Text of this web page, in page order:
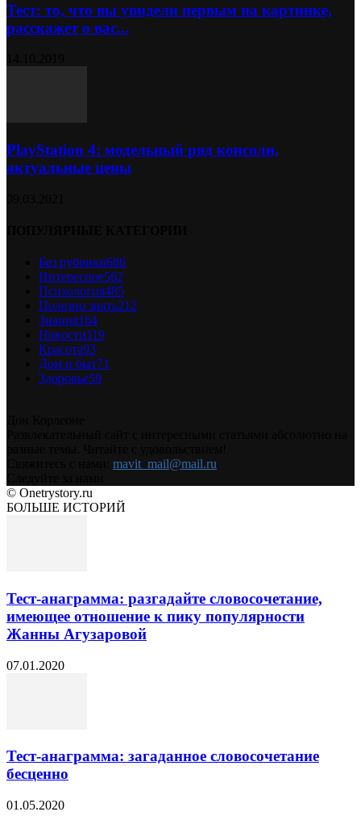
Тест: то, что вы увидели первым на картинке,
расскажет о вас...
PlayStation 4: модельный ряд консоли,
актуальные цены
Без рубрики686
Интересное562
Психология485
Полезно знать212
Знания164
Новости119
Красота93
Дом и быт71
Здоровье59
mavit_mail@mail.ru
© Onetrystory.ru
БОЛЬШЕ ИСТОРИЙ
Тест-анаграмма: разгадайте словосочетание,
имеющее отношение к пику популярности
Жанны Агузаровой
07.01.2020
Тест-анаграмма: загаданное словосочетание
бесценно
01.05.2020